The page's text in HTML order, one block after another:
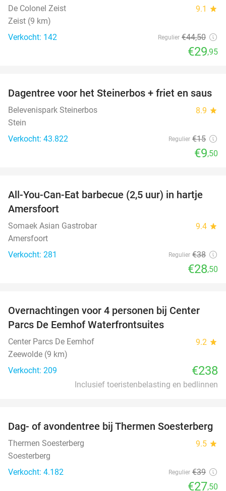
De Colonel Zeist 9.1 star
Zeist (9 km)
Verkocht: 142
Regulier €44,50
€29,95
37%
Dagentree voor het Steinerbos + friet en saus
Belevenispark Steinerbos 8.9 star
Stein
Verkocht: 43.822
Regulier €15
€9,50
25%
All-You-Can-Eat barbecue (2,5 uur) in hartje
Amersfoort
Somaek Asian Gastrobar 9.4 star
Amersfoort
Verkocht: 281
Regulier €38
€28,50
Overnachtingen voor 4 personen bij Center
Parcs De Eemhof Waterfrontsuites
Center Parcs De Eemhof 9.2 star
Zeewolde (9 km)
Verkocht: 209
€238
Inclusief toeristenbelasting en bedlinnen
29%
Dag- of avondentree bij Thermen Soesterberg
Thermen Soesterberg 9.5 star
Soesterberg
Verkocht: 4.182
Regulier €39
€27,50